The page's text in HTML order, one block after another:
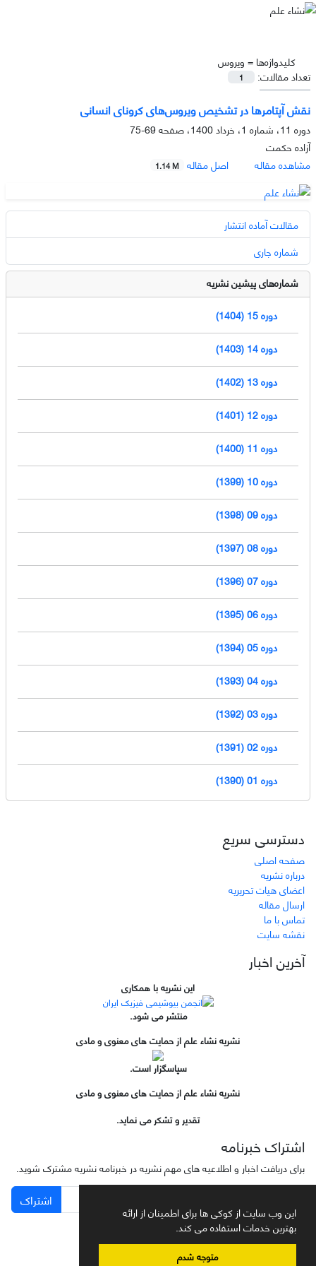
این وب سایت از کوکی ها برای اطمینان از ارائه
بهترین خدمات استفاده می کند.
متوجه شدم
کلیدواژه‌ها = ویروس
تعداد مقالات:
1
نقش آپتامرها در تشخیص ویروس‌های کرونای انسانی
دوره 11، شماره 1، خرداد 1400، صفحه
69-75
آزاده حکمت
مشاهده مقاله
اصل مقاله 1.14 M
مقالات آماده انتشار
شماره جاری
شماره‌های پیشین نشریه
دوره 15 (1404)
دوره 14 (1403)
دوره 13 (1402)
دوره 12 (1401)
دوره 11 (1400)
دوره 10 (1399)
دوره 09 (1398)
دوره 08 (1397)
دوره 07 (1396)
دوره 06 (1395)
دوره 05 (1394)
دوره 04 (1393)
دوره 03 (1392)
دوره 02 (1391)
دوره 01 (1390)
دسترسی سریع
صفحه اصلی
درباره نشریه
اعضای هیات تحریریه
ارسال مقاله
تماس با ما
نقشه سایت
آخرین اخبار
این نشریه با همکاری
منتشر می شود.
نشریه نشاء علم از حمایت های معنوی و مادی
سپاسگزار است.
نشریه نشاء علم از حمایت های معنوی و مادی
تقدیر و تشکر می نماید.
اشتراک خبرنامه
برای دریافت اخبار و اطلاعیه های مهم نشریه در خبرنامه نشریه مشترک شوید.
اشتراک